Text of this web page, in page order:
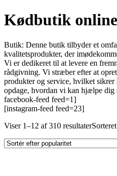
Kødbutik
Butik: Denne butik tilbyder et
kvalitetsprodukter, der
Vi er dedikeret til at levere en
rådgivning. Vi stræber efter at
produkter og service, hvilket
opdage, hvordan vi kan hjælpe
facebook-feed feed=1]
[instagram-feed feed=23]
Viser 1–12 af 310 resultater